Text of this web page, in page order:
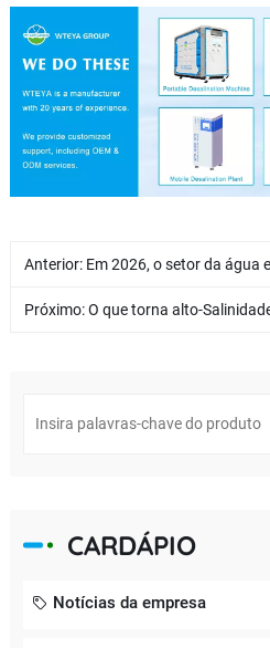
Anterior: Em 2026, o setor da água está
Próximo:O que torna alto-Salinidade Tratamento de Águas Residuais
CARDÁPIO
Notícias da empresa